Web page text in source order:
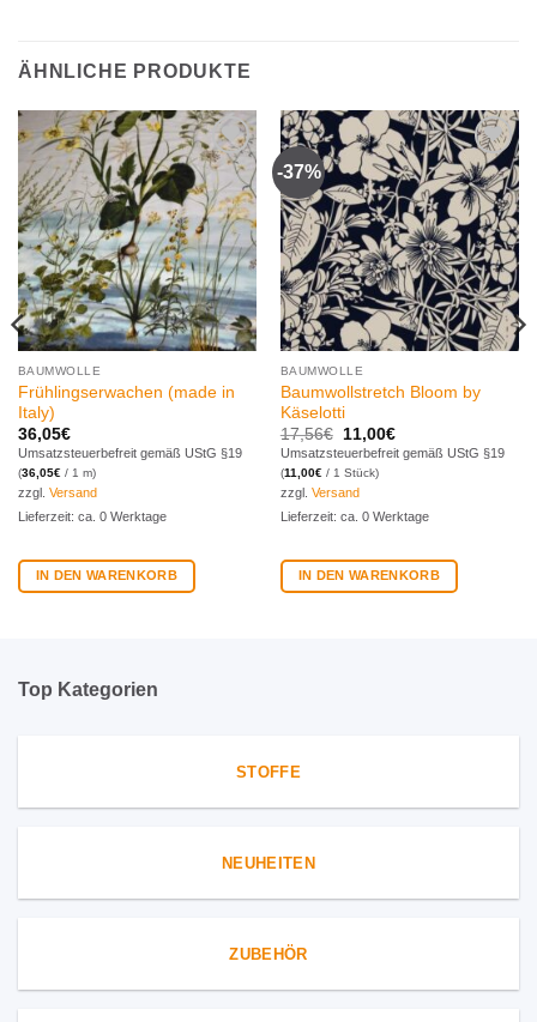
ÄHNLICHE PRODUKTE
Zur
Wunschliste
hinzufügen
BAUMWOLLE
Frühlingserwachen (made in
Italy)
36,05€
Umsatzsteuerbefreit gemäß UStG §19
(36,05€/ 1 m)
zzgl. Versand
Lieferzeit: ca. 0 Werktage
IN DEN WARENKORB
-37%
Zur
Wunschliste
hinzufügen
BAUMWOLLE
Baumwollstretch Bloom by
Käselotti
17,56€
Ursprünglicher
Preis
war:
17,56€
11,00€Aktueller
Preis
ist:
Umsatzsteuerbefreit gemäß UStG §19
(11,00€/ 1 Stück)
zzgl. Versand
Lieferzeit: ca. 0 Werktage
IN DEN WARENKORB
Top Kategorien
STOFFE
NEUHEITEN
ZUBEHÖR